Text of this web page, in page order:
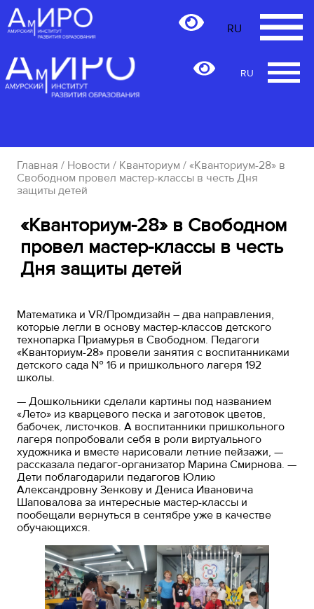
RU
RU
Главная / Новости / Кванториум / «Кванториум-28» в
Свободном провел мастер-классы в честь Дня
защиты детей
«Кванториум-28» в Свободном
провел мастер-классы в честь
Дня защиты детей
Математика и VR/Промдизайн – два направления,
которые легли в основу мастер-классов детского
технопарка Приамурья в Свободном. Педагоги
«Кванториум-28» провели занятия с воспитанниками
детского сада № 16 и пришкольного лагеря 192
школы.
— Дошкольники сделали картины под названием
«Лето» из кварцевого песка и заготовок цветов,
бабочек, листочков. А воспитанники пришкольного
лагеря попробовали себя в роли виртуального
художника и вместе нарисовали летние пейзажи, —
рассказала педагог-организатор Марина Смирнова. —
Дети поблагодарили педагогов Юлию
Александровну Зенкову и Дениса Ивановича
Шаповалова за интересные мастер-классы и
пообещали вернуться в сентябре уже в качестве
обучающихся.